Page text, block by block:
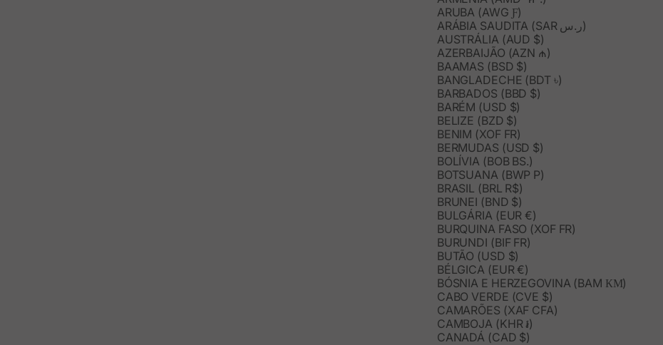
ARUBA (AWG Ƒ)
ARÁBIA SAUDITA (SAR ر.س)
AUSTRÁLIA (AUD $)
AZERBAIJÃO (AZN ₼)
BAAMAS (BSD $)
BANGLADECHE (BDT ৳)
BARBADOS (BBD $)
BARÉM (USD $)
BELIZE (BZD $)
BENIM (XOF FR)
BERMUDAS (USD $)
BOLÍVIA (BOB BS.)
BOTSUANA (BWP P)
BRASIL (BRL R$)
BRUNEI (BND $)
BULGÁRIA (EUR €)
BURQUINA FASO (XOF FR)
BURUNDI (BIF FR)
BUTÃO (USD $)
BÉLGICA (EUR €)
BÓSNIA E HERZEGOVINA (BAM КМ)
CABO VERDE (CVE $)
CAMARÕES (XAF CFA)
CAMBOJA (KHR ៛)
CANADÁ (CAD $)